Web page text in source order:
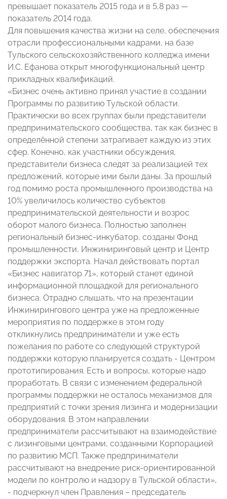
превышает показатель 2015 года и в 5,8 раз —
показатель 2014 года.
Для повышения качества жизни на селе, обеспечения
отрасли профессиональными кадрами, на базе
Тульского сельскохозяйственного колледжа имени
И.С. Ефанова открыт многофункциональный центр
прикладных квалификаций.
«Бизнес очень активно принял участие в создании
Программы по развитию Тульской области.
Практически во всех группах были представители
предпринимательского сообщества, так как бизнес в
определённой степени затрагивает каждую из этих
сфер. Конечно, как участники обсуждения,
представители бизнеса следят за реализацией тех
предложений, которые ими были даны. За прошлый
год помимо роста промышленного производства на
10% увеличилось количество субъектов
предпринимательской деятельности и возрос
оборот малого бизнеса. Полностью заполнен
региональный бизнес-инкубатор, созданы Фонд
промышленности, Инжиниринговый центр и Центр
поддержки экспорта. Начал действовать портал
«Бизнес навигатор 71», который станет единой
информационной площадкой для регионального
бизнеса. Отрадно слышать, что на презентации
Инжинирингового центра уже на предложенные
мероприятия по поддержке в этом году
откликнулись предприниматели и уже есть
пожелания по работе со следующей структурой
поддержки которую планируется создать - Центром
прототипирования. Есть и вопросы, которые надо
проработать. В связи с изменением федеральной
программы поддержки не осталось механизмов для
предприятий с точки зрения лизинга и модернизации
оборудования. В этом направлении
предприниматели рассчитывают на взаимодействие
с лизинговыми центрами, созданными Корпорацией
по развитию МСП. Также предприниматели
рассчитывают на внедрение риск-ориентированной
модели по контролю и надзору в Тульской области»,
- подчеркнул член Правления – председатель